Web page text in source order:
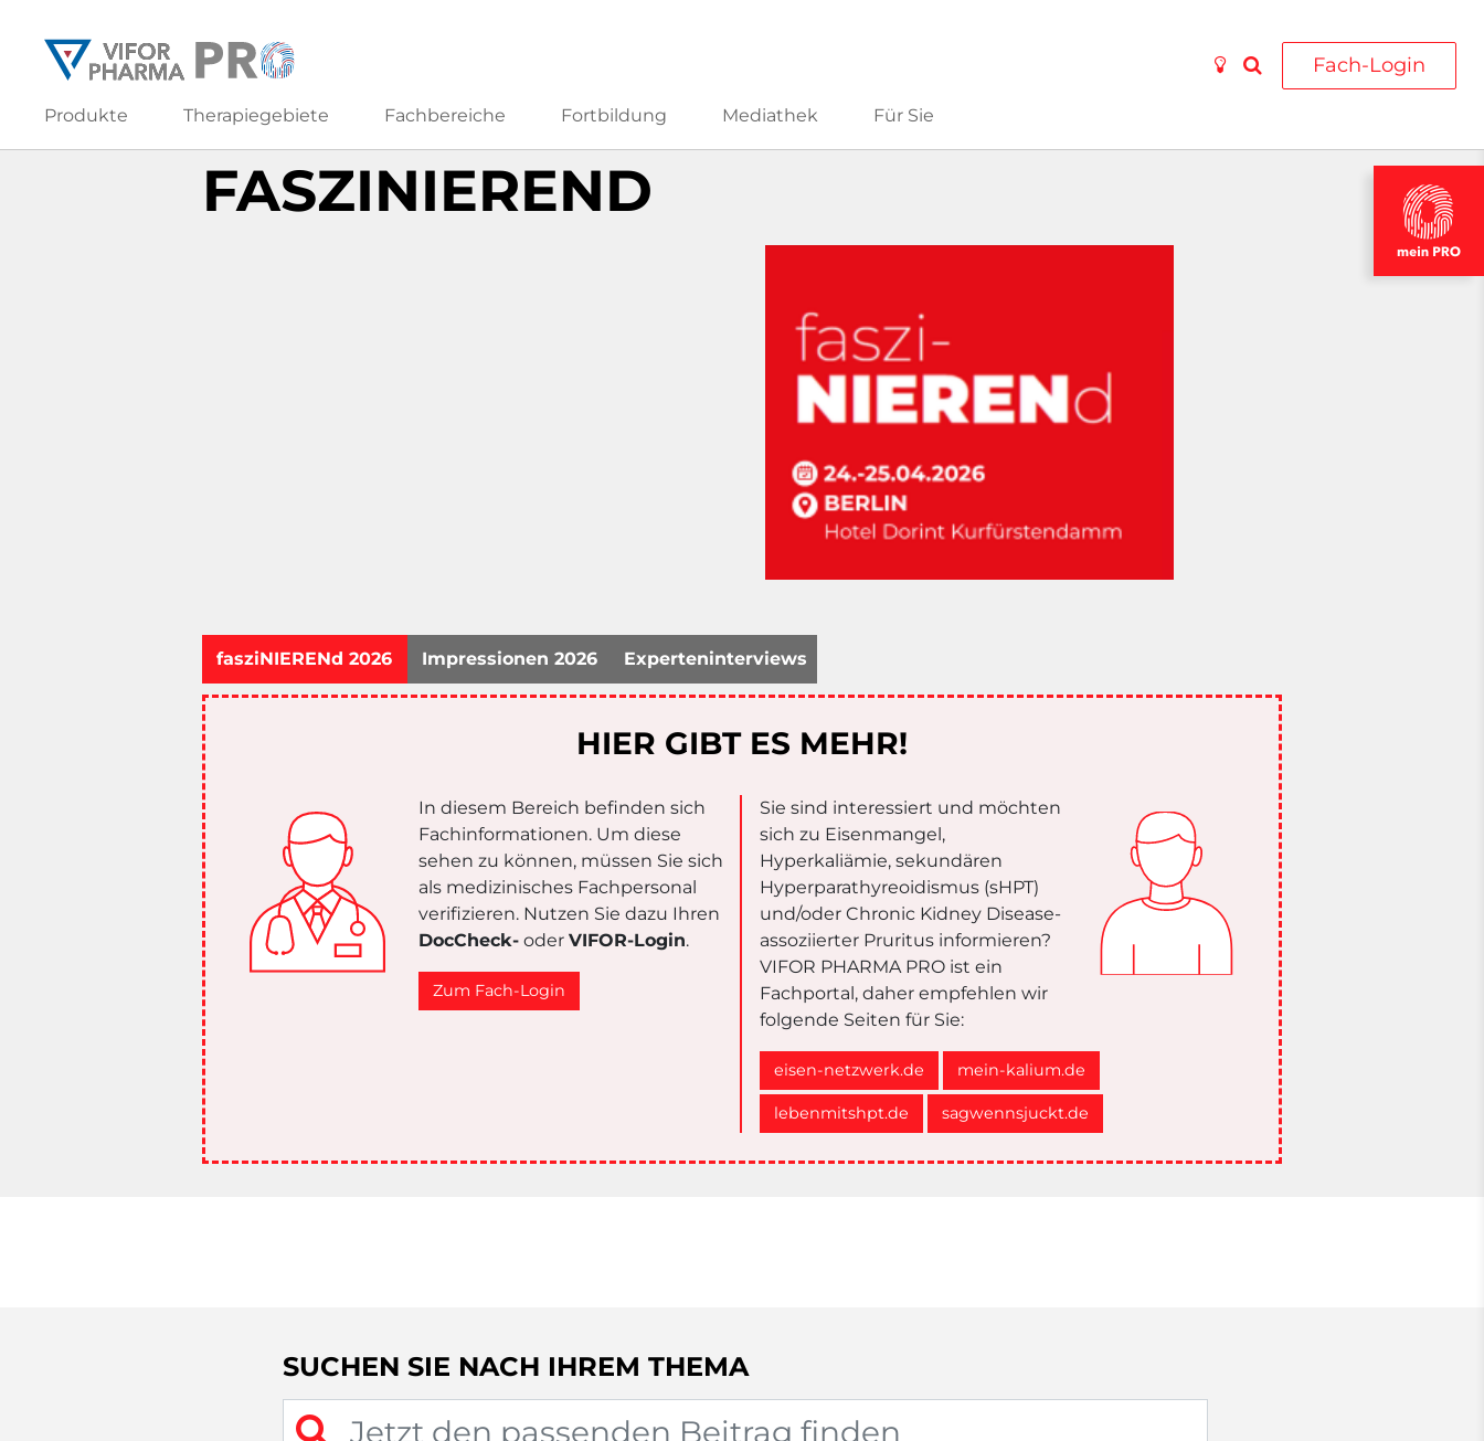
Produkte Therapiegebiete Fachbereiche Fortbildung Mediathek Für Sie
Fach-Login
fasziNIERENd
FASZINIEREND
fasziNIERENd 2026 Impressionen 2026 Experteninterviews
HIER GIBT ES MEHR!
In diesem Bereich befinden sich
Fachinformationen. Um diese
sehen zu können, müssen Sie sich
als medizinisches Fachpersonal
verifizieren. Nutzen Sie dazu Ihren
DocCheck-oder VIFOR-Login.
Zum Fach-Login
Sie sind interessiert und möchten
sich zu Eisenmangel,
Hyperkaliämie, sekundären
Hyperparathyreoidismus (sHPT)
und/oder Chronic Kidney Disease-
assoziierter Pruritus informieren?
VIFOR PHARMA PRO ist ein
Fachportal, daher empfehlen wir
folgende Seiten für Sie:
eisen-netzwerk.de mein-kalium.de
lebenmitshpt.de sagwennsjuckt.de
SUCHEN SIE NACH IHREM THEMA